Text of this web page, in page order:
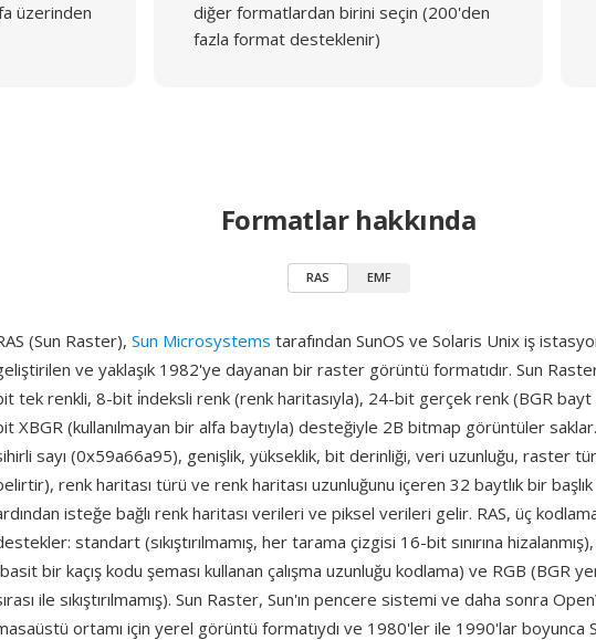
üzerinden
diğer formatlardan birini seçin (200'den
fazla format desteklenir)
Formatlar hakkında
RAS EMF
(Sun Raster), Sun Microsystems tarafından SunOS ve Solaris Unix iş
ve yaklaşık 1982'ye dayanan bir raster görüntü formatıdır. Sun
tek renkli, 8-bit i̇ndeksli renk (renk haritasıyla), 24-bit gerçek renk (BGR bayt
XBGR (kullanılmayan bir alfa baytıyla) desteğiyle 2B bitmap görüntüler
sayı (0x59a66a95), genişlik, yükseklik, bit derinliği, veri uzunluğu, raster türü
renk haritası türü ve renk haritası uzunluğunu içeren 32 baytlık bir başlık
isteğe bağlı renk haritası verileri ve piksel verileri gelir. RAS, üç
standart (sıkıştırılmamış, her tarama çizgisi 16-bit sınırına
bir kaçış kodu şeması kullanan çalışma uzunluğu kodlama) ve RGB (BGR
ile sıkıştırılmamış). Sun Raster, Sun'ın pencere sistemi ve daha sonra
ortamı için yerel görüntü formatıydı ve 1980'ler ile 1990'lar boyunca